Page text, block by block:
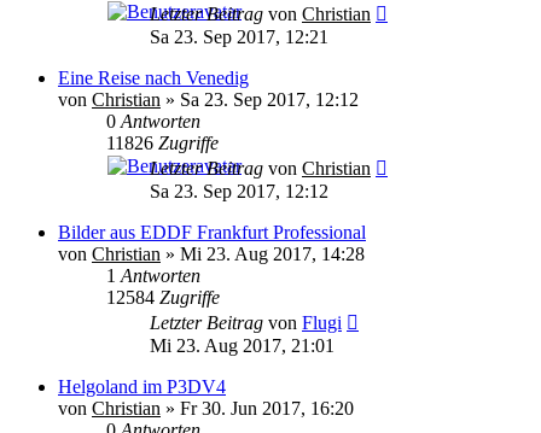
Letzter Beitrag von Christian
Sa 23. Sep 2017, 12:21
Eine Reise nach Venedig
von Christian » Sa 23. Sep 2017, 12:12
0 Antworten
11826 Zugriffe
Letzter Beitrag von Christian
Sa 23. Sep 2017, 12:12
Bilder aus EDDF Frankfurt Professional
von Christian » Mi 23. Aug 2017, 14:28
1 Antworten
12584 Zugriffe
Letzter Beitrag von Flugi
Mi 23. Aug 2017, 21:01
Helgoland im P3DV4
von Christian » Fr 30. Jun 2017, 16:20